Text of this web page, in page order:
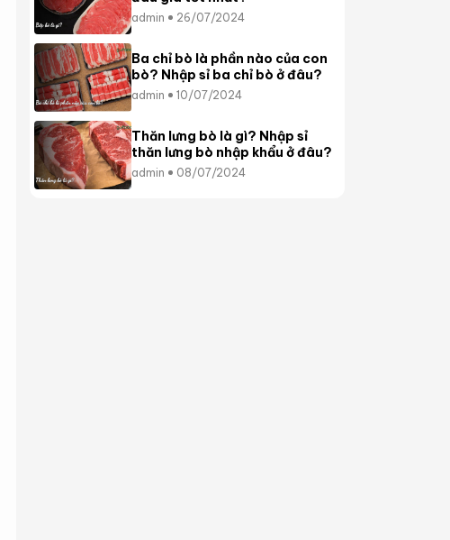
admin 26/07/2024
Ba chỉ bò là phần nào của con
bò? Nhập sỉ ba chỉ bò ở đâu?
admin 10/07/2024
Thăn lưng bò là gì? Nhập sỉ
thăn lưng bò nhập khẩu ở đâu?
admin 08/07/2024